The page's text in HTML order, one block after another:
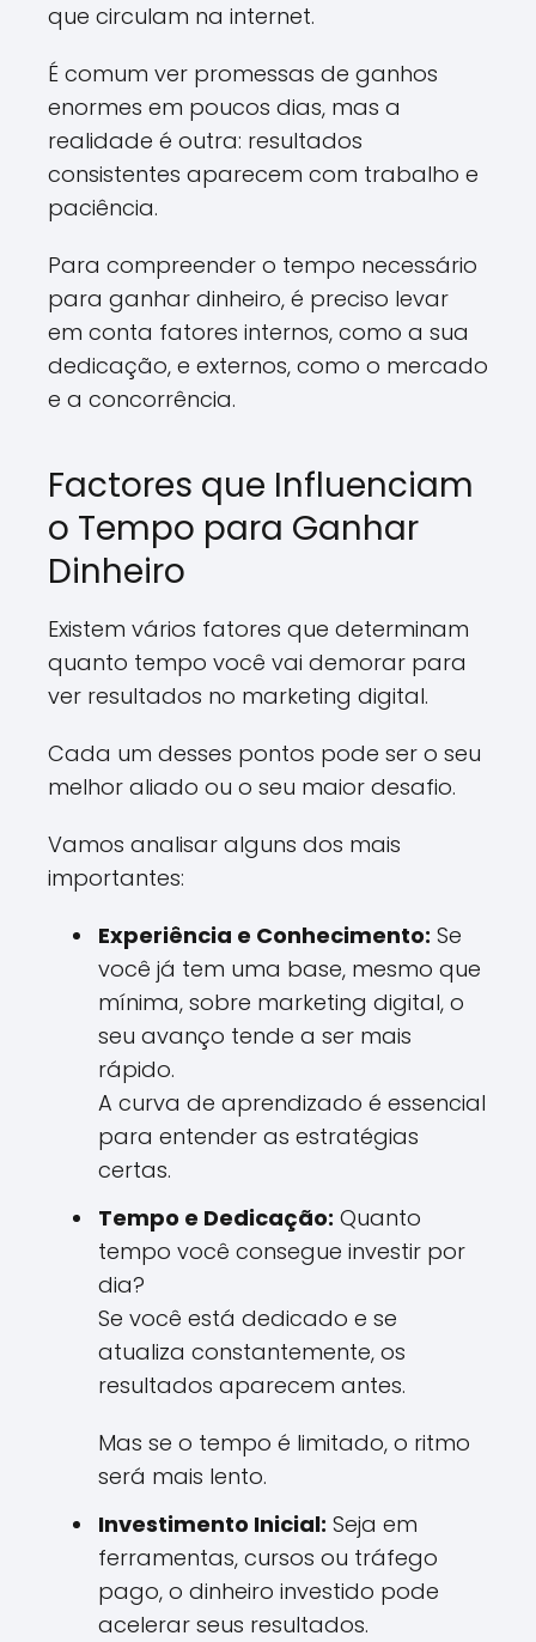
que circulam na internet.
É comum ver promessas de ganhos
enormes em poucos dias, mas a
realidade é outra: resultados
consistentes aparecem com trabalho e
paciência.
Para compreender o tempo necessário
para ganhar dinheiro, é preciso levar
em conta fatores internos, como a sua
dedicação, e externos, como o mercado
e a concorrência.
Factores que Influenciam
o Tempo para Ganhar
Dinheiro
Existem vários fatores que determinam
quanto tempo você vai demorar para
ver resultados no marketing digital.
Cada um desses pontos pode ser o seu
melhor aliado ou o seu maior desafio.
Vamos analisar alguns dos mais
importantes:
Experiência e Conhecimento: Se
você já tem uma base, mesmo que
mínima, sobre marketing digital, o
seu avanço tende a ser mais
rápido.
A curva de aprendizado é essencial
para entender as estratégias
certas.
Tempo e Dedicação: Quanto
tempo você consegue investir por
dia?
Se você está dedicado e se
atualiza constantemente, os
resultados aparecem antes.
Mas se o tempo é limitado, o ritmo
será mais lento.
Investimento Inicial: Seja em
ferramentas, cursos ou tráfego
pago, o dinheiro investido pode
acelerar seus resultados.